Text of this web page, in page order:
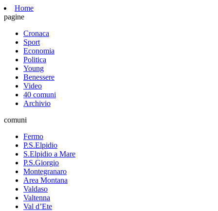
Home
pagine
Cronaca
Sport
Economia
Politica
Young
Benessere
Video
40 comuni
Archivio
comuni
Fermo
P.S.Elpidio
S.Elpidio a Mare
P.S.Giorgio
Montegranaro
Area Montana
Valdaso
Valtenna
Val d’Ete